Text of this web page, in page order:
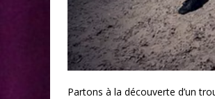
Partons à la découverte d’un